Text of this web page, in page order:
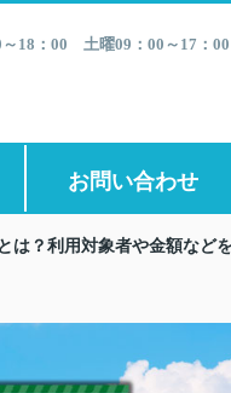
～18：00 土曜09：00～17
お問い合わせ
は？利用対象者や金額など